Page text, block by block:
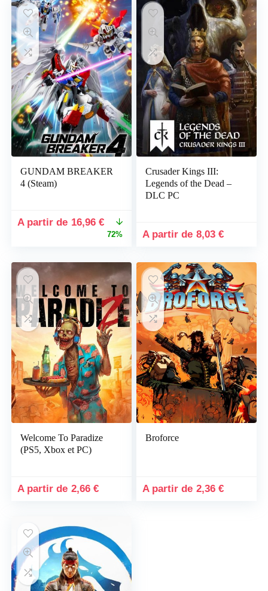
GUNDAM BREAKER
4 (Steam)
Le
59,99 €.
16,96€Le
prix
16,96 €.
72%
Crusader Kings III:
Legends of the Dead –
DLC PC
8,03€
Welcome To Paradize
(PS5, Xbox et PC)
2,66€
Broforce
2,36€